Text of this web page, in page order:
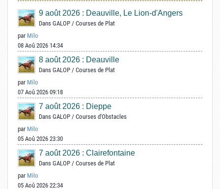
9 août 2026 : Deauville, Le Lion-d'Angers
Dans GALOP / Courses de Plat
par Milo
08 Aoû 2026 14:34
8 août 2026 : Deauville
Dans GALOP / Courses de Plat
par Milo
07 Aoû 2026 09:18
7 août 2026 : Dieppe
Dans GALOP / Courses d'Obstacles
par Milo
05 Aoû 2026 23:30
7 août 2026 : Clairefontaine
Dans GALOP / Courses de Plat
par Milo
05 Aoû 2026 22:34